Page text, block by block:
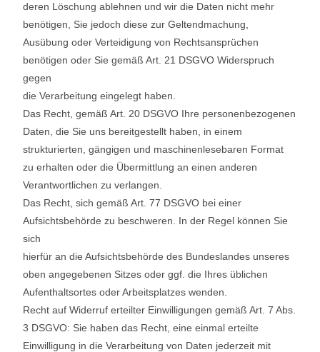
deren Löschung ablehnen und wir die Daten nicht mehr
benötigen, Sie jedoch diese zur Geltendmachung,
Ausübung oder Verteidigung von Rechtsansprüchen
benötigen oder Sie gemäß Art. 21 DSGVO Widerspruch
gegen
die Verarbeitung eingelegt haben.
Das Recht, gemäß Art. 20 DSGVO Ihre personenbezogenen
Daten, die Sie uns bereitgestellt haben, in einem
strukturierten, gängigen und maschinenlesebaren Format
zu erhalten oder die Übermittlung an einen anderen
Verantwortlichen zu verlangen.
Das Recht, sich gemäß Art. 77 DSGVO bei einer
Aufsichtsbehörde zu beschweren. In der Regel können Sie
sich
hierfür an die Aufsichtsbehörde des Bundeslandes unseres
oben angegebenen Sitzes oder ggf. die Ihres üblichen
Aufenthaltsortes oder Arbeitsplatzes wenden.
Recht auf Widerruf erteilter Einwilligungen gemäß Art. 7 Abs.
3 DSGVO: Sie haben das Recht, eine einmal erteilte
Einwilligung in die Verarbeitung von Daten jederzeit mit